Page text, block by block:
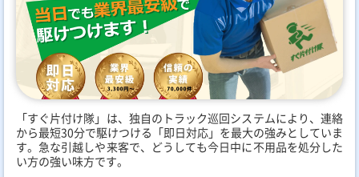
「すぐ片付け隊」は、独自のトラック巡回システムにより、連絡
から最短30分で駆けつける「即日対応」を最大の強みとしていま
す。急な引越しや来客で、どうしても今日中に不用品を処分した
い方の強い味方です。